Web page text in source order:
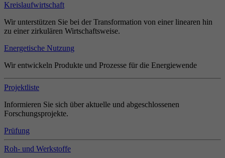
Kreislaufwirtschaft
Wir unterstützen Sie bei der Transformation von einer linearen hin
zu einer zirkulären Wirtschaftsweise.
Energetische Nutzung
Wir entwickeln Produkte und Prozesse für die Energiewende
Projektliste
Informieren Sie sich über aktuelle und abgeschlossenen
Forschungsprojekte.
Prüfung
Roh- und Werkstoffe